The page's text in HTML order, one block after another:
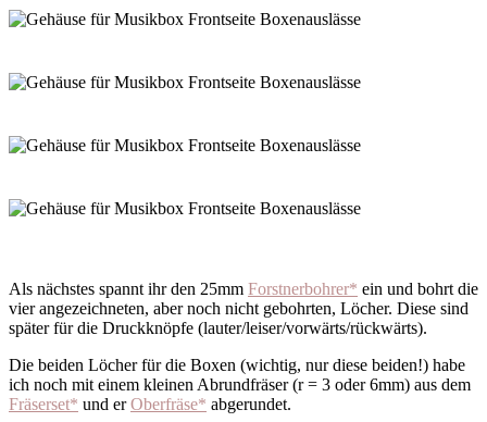
Als nächstes spannt ihr den 25mm Forstnerbohrer* ein und bohrt die
vier angezeichneten, aber noch nicht gebohrten, Löcher. Diese sind
später für die Druckknöpfe (lauter/leiser/vorwärts/rückwärts).
Die beiden Löcher für die Boxen (wichtig, nur diese beiden!) habe
ich noch mit einem kleinen Abrundfräser (r = 3 oder 6mm) aus dem
Fräserset* und erOberfräse* abgerundet.